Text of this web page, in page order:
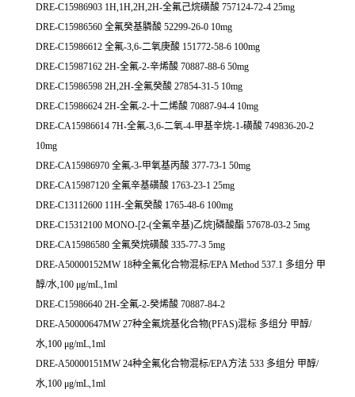
DRE-C15986903 1H,1H,2H,2H-全氟己烷磺酸 757124-72-4 25mg
DRE-C15986560 全氟癸基膦酸 52299-26-0 10mg
DRE-C15986612 全氟-3,6-二氧庚酸 151772-58-6 100mg
DRE-C15987162 2H-全氟-2-辛烯酸 70887-88-6 50mg
DRE-C15986598 2H,2H-全氟癸酸 27854-31-5 10mg
DRE-C15986624 2H-全氟-2-十二烯酸 70887-94-4 10mg
DRE-CA15986614 7H-全氟-3,6-二氧-4-甲基辛烷-1-磺酸 749836-20-2
10mg
DRE-CA15986970 全氟-3-甲氧基丙酸 377-73-1 50mg
DRE-CA15987120 全氟辛基磺酸 1763-23-1 25mg
DRE-C13112600 11H-全氟癸酸 1765-48-6 100mg
DRE-C15312100 MONO-[2-(全氟辛基)乙烷]磷酸酯 57678-03-2 5mg
DRE-CA15986580 全氟癸烷磺酸 335-77-3 5mg
DRE-A50000152MW 18种全氟化合物混标/EPA Method 537.1 多组分 甲
醇/水,100 μg/mL,1ml
DRE-C15986640 2H-全氟-2-癸烯酸 70887-84-2
DRE-A50000647MW 27种全氟烷基化合物(PFAS)混标 多组分 甲醇/
水,100 μg/mL,1ml
DRE-A50000151MW 24种全氟化合物混标/EPA方法 533 多组分 甲醇/
水,100 μg/mL,1ml